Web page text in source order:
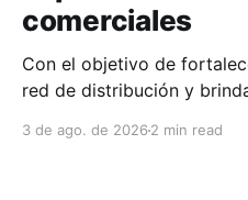
comerciales
Con el objetivo de
red de distribución y
técnico, Milwaukee llevó
3 de ago. de 2026 2 min read